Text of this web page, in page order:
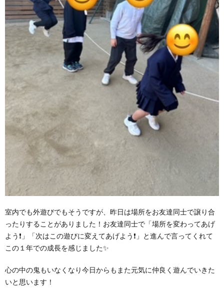
室内でも外遊びでもそうですが、昨日は場所をお友達同士で譲り合
ったりすることがありました！お友達同士で「場所を変わってあげ
よう❗」「次はこの遊びに変えてあげよう❗」と進んで言ってくれて
この１年での成長を感じました✨
心の中の鬼もいなくなり今日からもまた元気に仲良く遊んでいきた
いと思います！